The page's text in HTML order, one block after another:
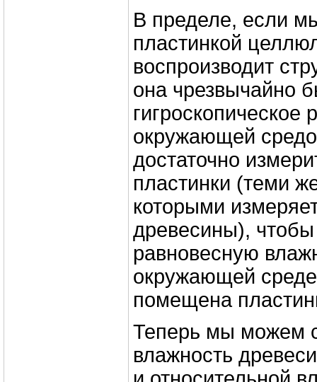
В пределе, если
пластинкой
воспроизводит
она чрезвычайно
гигроскопическое
окружающей
достаточно
пластинки (теми
которыми
древесины), чтобы
равновесную
окружающей
помещена
Теперь мы можем
влажность